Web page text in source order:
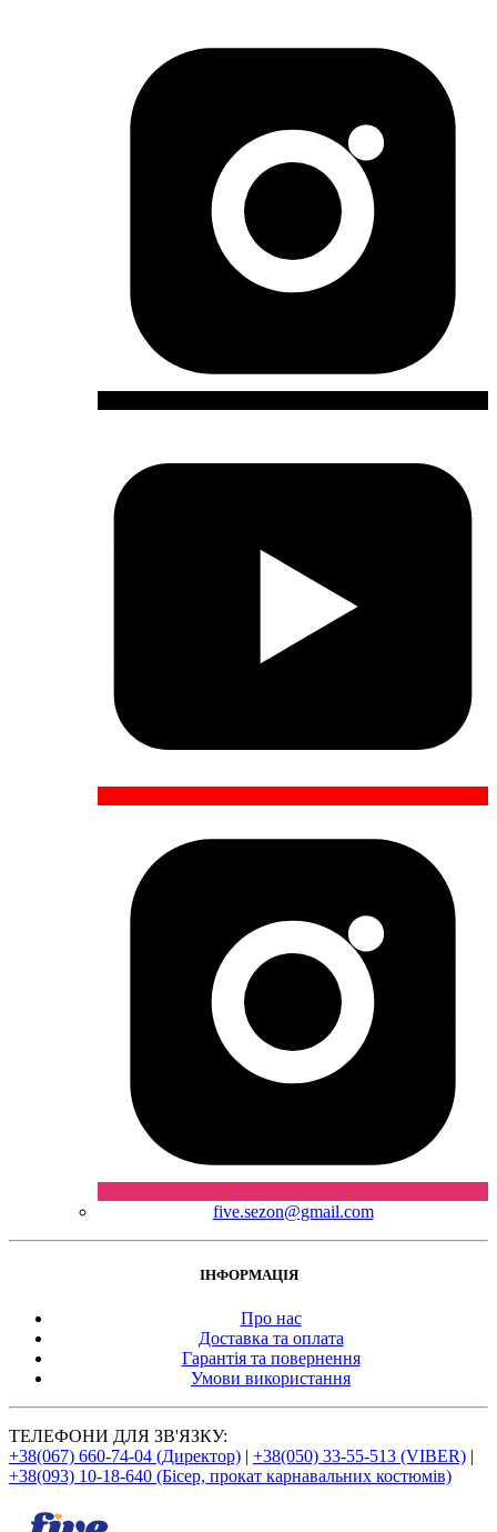
five.sezon@gmail.com
ІНФОРМАЦІЯ
Про нас
Доставка та оплата
Гарантія та повернення
Умови використання
ТЕЛЕФОНИ ДЛЯ ЗВ'ЯЗКУ:
+38(067) 660-74-04 (Директор) | +38(050) 33-55-513 (VIBER) |
+38(093) 10-18-640 (Бісер, прокат карнавальних костюмів)